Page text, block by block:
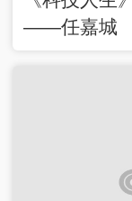
——任嘉城